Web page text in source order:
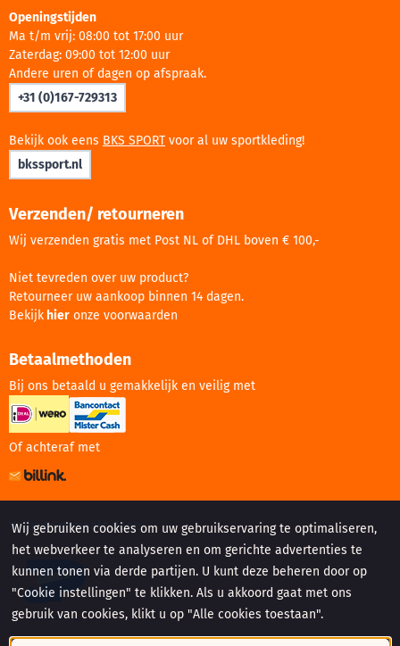
Openingstijden
Ma t/m vrij: 08:00 tot 17:00 uur
Zaterdag: 09:00 tot 12:00 uur
Andere uren of dagen op afspraak.
+31 (0)167-729313
Bekijk ook eens BKS SPORT voor al uw sportkleding!
bkssport.nl
Verzenden/ retourneren
Wij verzenden gratis met Post NL of DHL boven € 100,-
Niet tevreden over uw product?
Retourneer uw aankoop binnen 14 dagen.
Bekijk hier onze voorwaarden
Betaalmethoden
Bij ons betaald u gemakkelijk en veilig met
Of achteraf met
Website gemaakt door:
Wij gebruiken cookies om uw gebruikservaring te optimaliseren,
het webverkeer te analyseren en om gerichte advertenties te
kunnen tonen via derde partijen. U kunt deze beheren door op
"Cookie instellingen" te klikken. Als u akkoord gaat met ons
gebruik van cookies, klikt u op "Alle cookies toestaan".